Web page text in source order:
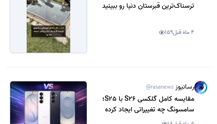
ترسناک‌ترین قبرستان دنیا رو ببینید
4 ماه قبل 159
رسانیوز @rasanews
مقایسه کامل گلکسی S26 با S25؛
سامسونگ چه تغییراتی ایجاد کرده
است؟